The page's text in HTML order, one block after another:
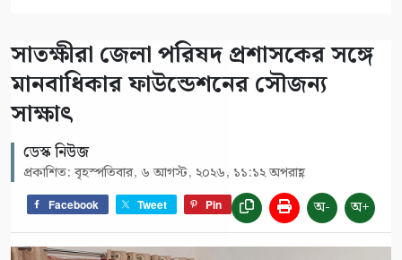
সাতক্ষীরা জেলা পরিষদ প্রশাসকের সঙ্গে
মানবাধিকার ফাউন্ডেশনের সৌজন্য
সাক্ষাৎ
ডেস্ক নিউজ
প্রকাশিত: বৃহস্পতিবার, ৬ আগস্ট, ২০২৬, ১১:১২ অপরাহ্ণ
Facebook Tweet Pin অ- অ+